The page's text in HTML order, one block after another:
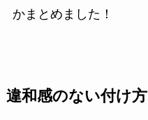
かまとめました！
違和感のない付け方